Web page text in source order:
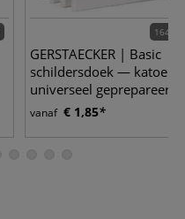
164
GERSTAECKER | Basic
schildersdoek — katoen
universeel geprepareerd
vanaf € 1,85